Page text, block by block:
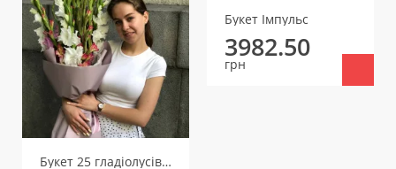
Букет 25 гладіолусів мікс
Букет Імпульс
3982.50
грн